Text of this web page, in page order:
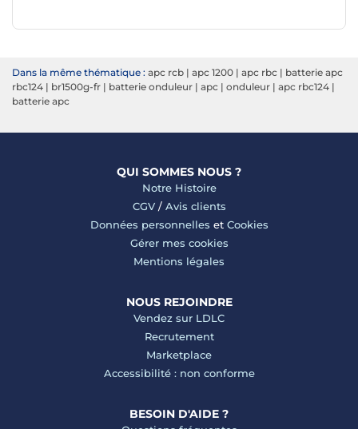
Dans la même thématique : apc rcb | apc 1200 | apc rbc | batterie apc
rbc124 | br1500g-fr | batterie onduleur | apc | onduleur | apc rbc124 |
batterie apc
QUI SOMMES NOUS ?
Notre Histoire
CGV/ Avis clients
Données personnelles et Cookies
Gérer mes cookies
Mentions légales
NOUS REJOINDRE
Vendez sur LDLC
Recrutement
Marketplace
Accessibilité : non conforme
BESOIN D'AIDE ?